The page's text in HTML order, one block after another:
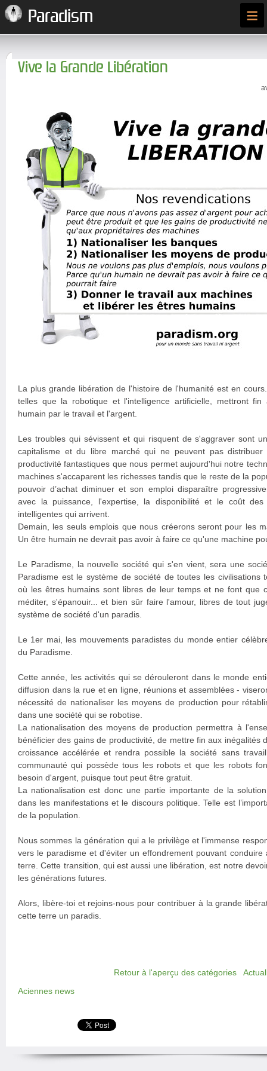
Paradism ≡
Vive la Grande Libération
La plus grande libération de l'histoire de l'humanité est en
telles que la robotique et l'intelligence artificielle, mettront fin
humain par le travail et l'argent.
Les troubles qui sévissent et qui risquent de s'aggraver sont
capitalisme et du libre marché qui ne peuvent pas distribuer
productivité fantastiques que nous permet aujourd'hui notre
machines s'accaparent les richesses tandis que le reste de la
pouvoir d’achat diminuer et son emploi disparaître
avec la puissance, l'expertise, la disponibilité et le coût
intelligentes qui arrivent.
Demain, les seuls emplois que nous créerons seront pour les
Un être humain ne devrait pas avoir à faire ce qu'une machine
Le Paradisme, la nouvelle société qui s'en vient, sera une
Paradisme est le système de société de toutes les civilisations
où les êtres humains sont libres de leur temps et ne font que
méditer, s'épanouir... et bien sûr faire l'amour, libres de tout
système de société d'un paradis.
Le 1er mai, les mouvements paradistes du monde entier
du Paradisme.
Cette année, les activités qui se dérouleront dans le monde
diffusion dans la rue et en ligne, réunions et assemblées -
nécessité de nationaliser les moyens de production pour
dans une société qui se robotise.
La nationalisation des moyens de production permettra à
bénéficier des gains de productivité, de mettre fin aux inégalités
croissance accélérée et rendra possible la société sans
communauté qui possède tous les robots et que les robots
besoin d'argent, puisque tout peut être gratuit.
La nationalisation est donc une partie importante de la
dans les manifestations et le discours politique. Telle est
de la population.
Nous sommes la génération qui a le privilège et l'immense
vers le paradisme et d'éviter un effondrement pouvant
terre. Cette transition, qui est aussi une libération, est notre
les générations futures.
Alors, libère-toi et rejoins-nous pour contribuer à la grande
cette terre un paradis.
Retour à l'aperçu des catégories
Aciennes news